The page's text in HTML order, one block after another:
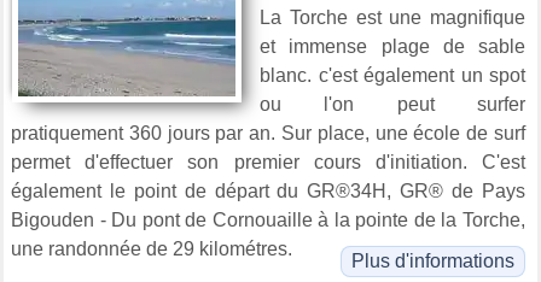
La Torche est une magnifique
et immense plage de sable
blanc. c'est également un spot
ou l'on peut surfer
pratiquement 360 jours par an. Sur place, une école de surf
permet d'effectuer son premier cours d'initiation. C'est
également le point de départ du GR®34H, GR® de Pays
Bigouden - Du pont de Cornouaille à la pointe de la Torche,
une randonnée de 29 kilométres.
Plus d'informations